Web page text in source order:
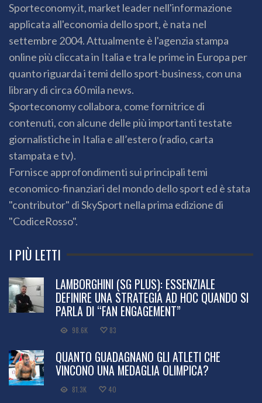
Sporteconomy.it, market leader nell'informazione
applicata all'economia dello sport, è nata nel
settembre 2004. Attualmente è l'agenzia stampa
online più cliccata in Italia e tra le prime in Europa per
quanto riguarda i temi dello sport-business, con una
library di circa 60 mila news.
Sporteconomy collabora, come fornitrice di
contenuti, con alcune delle più importanti testate
giornalistiche in Italia e all’estero (radio, carta
stampata e tv).
Fornisce approfondimenti sui principali temi
economico-finanziari del mondo dello sport ed è stata
"contributor" di SkySport nella prima edizione di
"CodiceRosso".
I PIÙ LETTI
LAMBORGHINI (SG PLUS): ESSENZIALE
DEFINIRE UNA STRATEGIA AD HOC QUANDO SI
PARLA DI “FAN ENGAGEMENT”
98.6K 83
QUANTO GUADAGNANO GLI ATLETI CHE
VINCONO UNA MEDAGLIA OLIMPICA?
81.3K 40